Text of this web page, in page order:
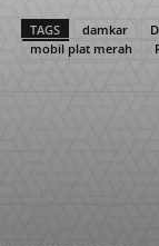
TAGS damkar
mobil plat merah